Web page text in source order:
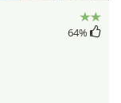
64%